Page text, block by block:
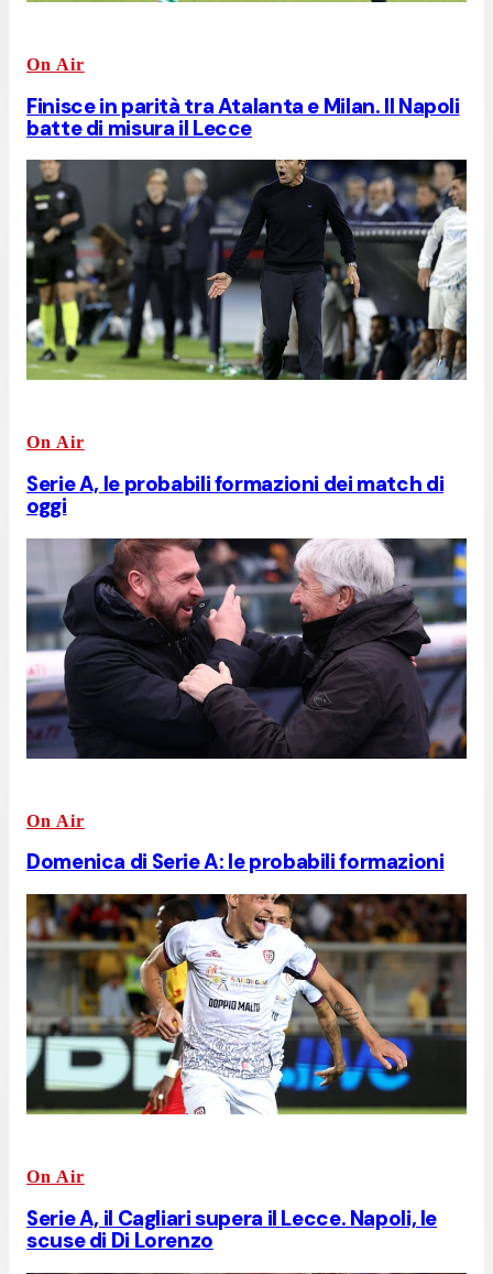
On Air
Finisce in parità tra Atalanta e Milan. Il Napoli
batte di misura il Lecce
On Air
Serie A, le probabili formazioni dei match di
oggi
On Air
Domenica di Serie A: le probabili formazioni
On Air
Serie A, il Cagliari supera il Lecce. Napoli, le
scuse di Di Lorenzo